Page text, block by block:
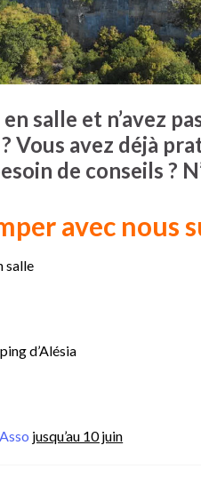
salle et n’avez
Vous avez déjà
de conseils ?
avec nous
salle
d’Alésia
jusqu’au 10 juin